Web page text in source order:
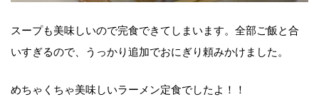
スープも美味しいので完食できてしまいます。全部ご飯と合
いすぎるので、うっかり追加でおにぎり頼みかけました。
めちゃくちゃ美味しいラーメン定食でしたよ！！